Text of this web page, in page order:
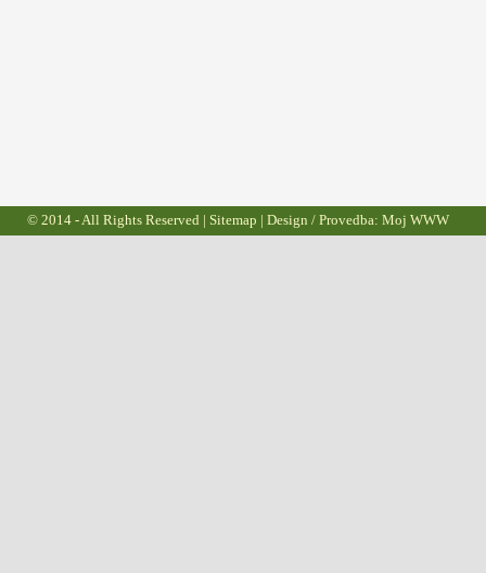
© 2014 - All Rights Reserved | Sitemap | Design / Provedba: Moj WWW